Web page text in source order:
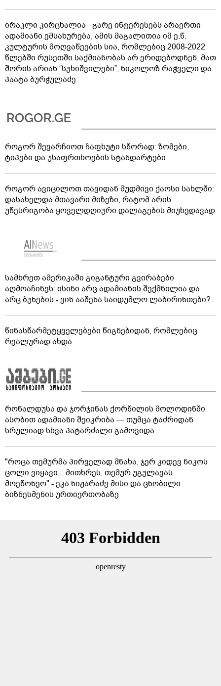
ირაკლი კირცხალია - გარე ინტერესებს არაერთი
ადამიანი ემსახურება, ამის მაგალითია იმ ე.წ.
კულტურის მოღვაწეების სია, რომლებიც 2008-2022
წლებში რუსეთში საქმიანობას არ ერიდებოდნენ, მათ
შორის არიან “სუხიშვილები”, ნიკოლოზ რაჭველი და
პაატა ბურჭულაძე
როგორ შევარჩიოთ ჩაფხუტი სწორად: ზომები,
ტიპები და უსაფრთხოების სტანდარტები
როგორ ავიცილოთ თავიდან მუდმივი ქაოსი სახლში:
დასახელდა მთავარი მიზეზი, რატომ არის
უწესრიგობა ყოველდღიური დალაგების მიუხედავად
სამხრეთ ამერიკაში გიგანტური გვირაბები
აღმოაჩინეს: ისინი არც ადამიანის შექმნილია და
არც ბუნების - ვინ ააშენა საიდუმლო ლაბირინთები?
წინასწარმეტყველებები წიგნებიდან, რომლებიც
რეალურად ახდა
რონალდუსა და ჯორჯინას ქორწილის მოლოდინში
ასობით ადამიანი შეიკრიბა — თუმცა ტაძრიდან
სრულიად სხვა პატარძალი გამოვიდა
"როცა თემურმა პირველად მნახა, ჯერ კიდევ ნიკოს
ცოლი ვიყავი... მითხრეს, თემურ უგულავას
მოეწონეო" - ეკა ნიჟარაძე მისი და ცნობილი
ბიზნესმენის ურთიერთობაზე